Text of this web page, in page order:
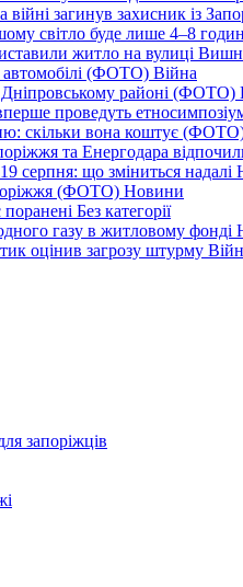
загинув захисник із
світло буде лише 4–8 годин
житло на вулиці
автомобілі (ФОТО) Війна
Дніпровському районі (ФОТО)
проведуть
скільки вона коштує
та Енергодара
серпня: що зміниться надалі
(ФОТО) Новини
Без категорії
газу в житловому фонді
оцінив загрозу штурму
запоріжців